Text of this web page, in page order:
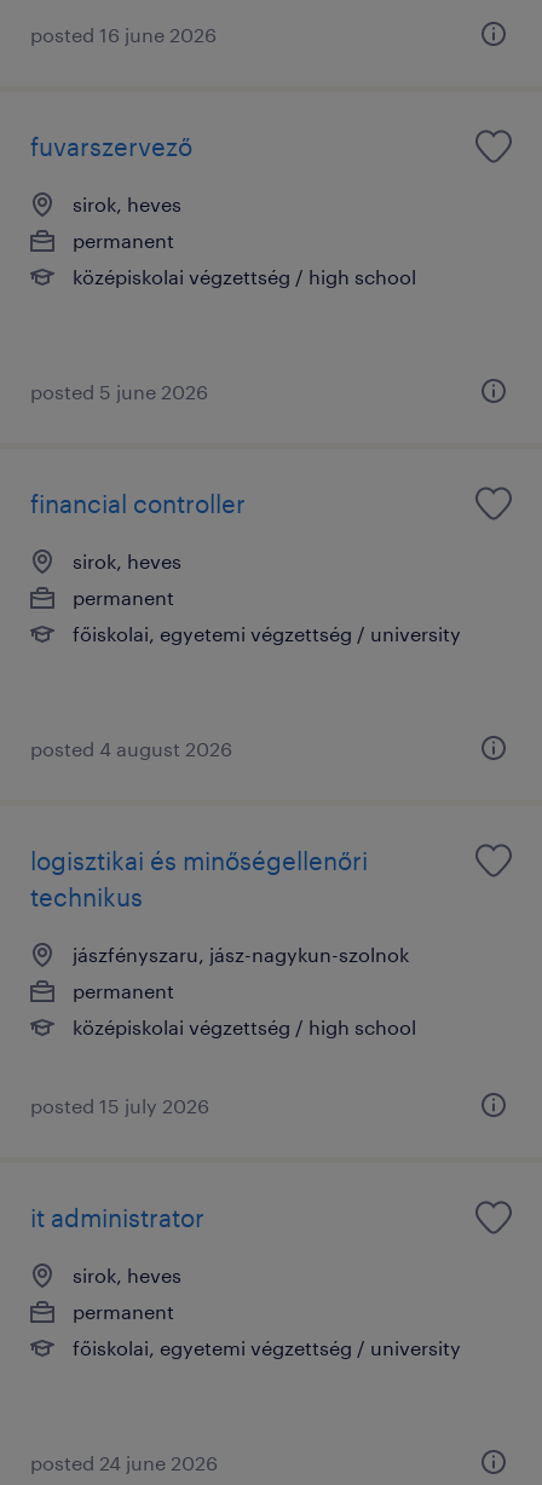
posted 16 june 2026
fuvarszervező
sirok, heves
permanent
középiskolai végzettség / high school
posted 5 june 2026
financial controller
sirok, heves
permanent
főiskolai, egyetemi végzettség / university
posted 4 august 2026
logisztikai és minőségellenőri
technikus
jászfényszaru, jász-nagykun-szolnok
permanent
középiskolai végzettség / high school
posted 15 july 2026
it administrator
sirok, heves
permanent
főiskolai, egyetemi végzettség / university
posted 24 june 2026